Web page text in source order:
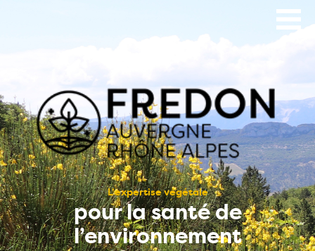
L’expertise végétale
pour la santé de
l’environnement